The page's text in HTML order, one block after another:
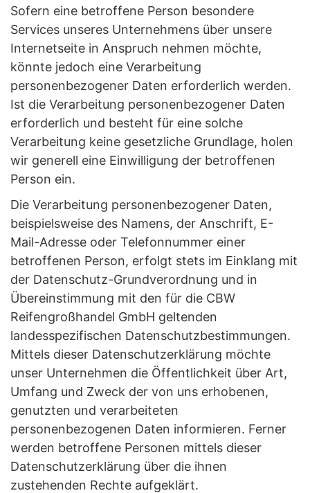
Sofern eine betroffene Person besondere
Services unseres Unternehmens über unsere
Internetseite in Anspruch nehmen möchte,
könnte jedoch eine Verarbeitung
personenbezogener Daten erforderlich werden.
Ist die Verarbeitung personenbezogener Daten
erforderlich und besteht für eine solche
Verarbeitung keine gesetzliche Grundlage, holen
wir generell eine Einwilligung der betroffenen
Person ein.
Die Verarbeitung personenbezogener Daten,
beispielsweise des Namens, der Anschrift, E-
Mail-Adresse oder Telefonnummer einer
betroffenen Person, erfolgt stets im Einklang mit
der Datenschutz-Grundverordnung und in
Übereinstimmung mit den für die CBW
Reifengroßhandel GmbH geltenden
landesspezifischen Datenschutzbestimmungen.
Mittels dieser Datenschutzerklärung möchte
unser Unternehmen die Öffentlichkeit über Art,
Umfang und Zweck der von uns erhobenen,
genutzten und verarbeiteten
personenbezogenen Daten informieren. Ferner
werden betroffene Personen mittels dieser
Datenschutzerklärung über die ihnen
zustehenden Rechte aufgeklärt.